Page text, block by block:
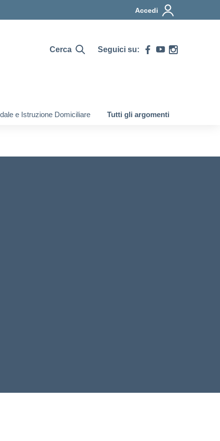
Accedi
Cerca Seguici su:
e Istruzione Domiciliare Tutti gli argomenti